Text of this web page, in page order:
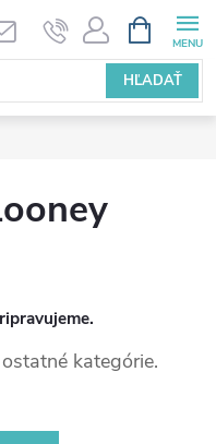
HĽADAŤ
KOŠÍK
kategórie.